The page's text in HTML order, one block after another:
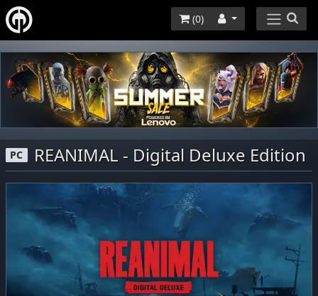
(0)
PC REANIMAL - Digital Deluxe Edition